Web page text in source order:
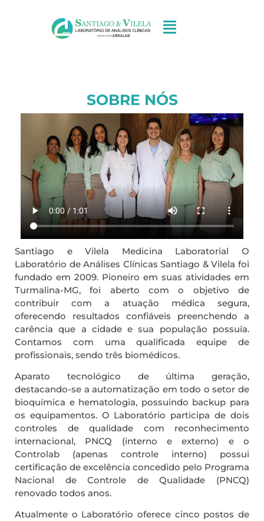
SOBRE NÓS
Santiago e Vilela Medicina Laboratorial O
Laboratório de Análises Clínicas Santiago & Vilela foi
fundado em 2009. Pioneiro em suas atividades em
Turmalina-MG, foi aberto com o objetivo de
contribuir com a atuação médica segura,
oferecendo resultados confiáveis preenchendo a
carência que a cidade e sua população possuía.
Contamos com uma qualificada equipe de
profissionais, sendo três biomédicos.
Aparato tecnológico de última geração,
destacando-se a automatização em todo o setor de
bioquímica e hematologia, possuindo backup para
os equipamentos. O Laboratório participa de dois
controles de qualidade com reconhecimento
internacional, PNCQ (interno e externo) e o
Controlab (apenas controle interno) possui
certificação de excelência concedido pelo Programa
Nacional de Controle de Qualidade (PNCQ)
renovado todos anos.
Atualmente o Laboratório oferece cinco postos de